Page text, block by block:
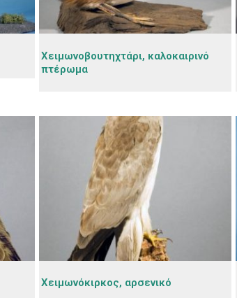
Χειμωνοβουτηχτάρι, καλοκαιρινό
πτέρωμα
Χειμωνόκιρκος, αρσενικό